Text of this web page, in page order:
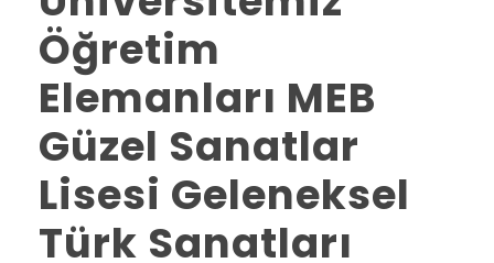
Öğretim
Elemanları MEB
Güzel Sanatlar
Lisesi Geleneksel
Türk Sanatları